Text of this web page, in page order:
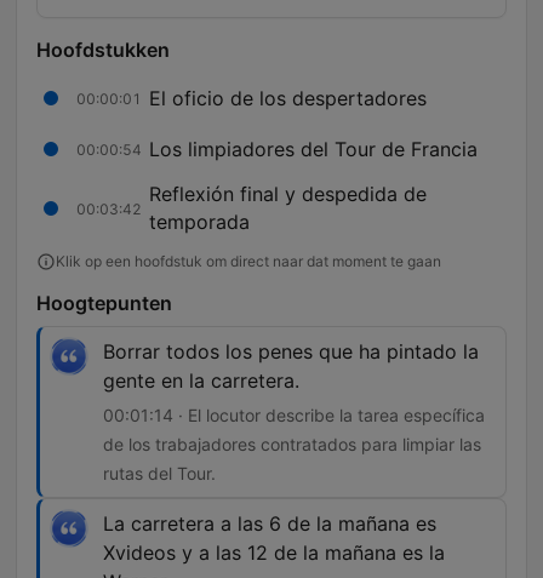
Hoofdstukken
00:00:01 El oficio de los despertadores
00:00:54 Los limpiadores del Tour de Francia
00:03:42
Reflexión final y despedida de
temporada
Klik op een hoofdstuk om direct naar dat moment te gaan
Hoogtepunten
Borrar todos los penes que ha pintado la
gente en la carretera.
00:01:14 · El locutor describe la tarea específica
de los trabajadores contratados para limpiar las
rutas del Tour.
La carretera a las 6 de la mañana es
Xvideos y a las 12 de la mañana es la